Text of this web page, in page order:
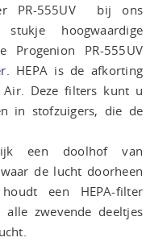
PR-555UV bij ons
hoogwaardige
PR-555UV
. HEPA is de afkorting
Air. Deze filters kunt u
in stofzuigers, die de
een doolhof van
de lucht doorheen
een HEPA-filter
zwevende deeltjes